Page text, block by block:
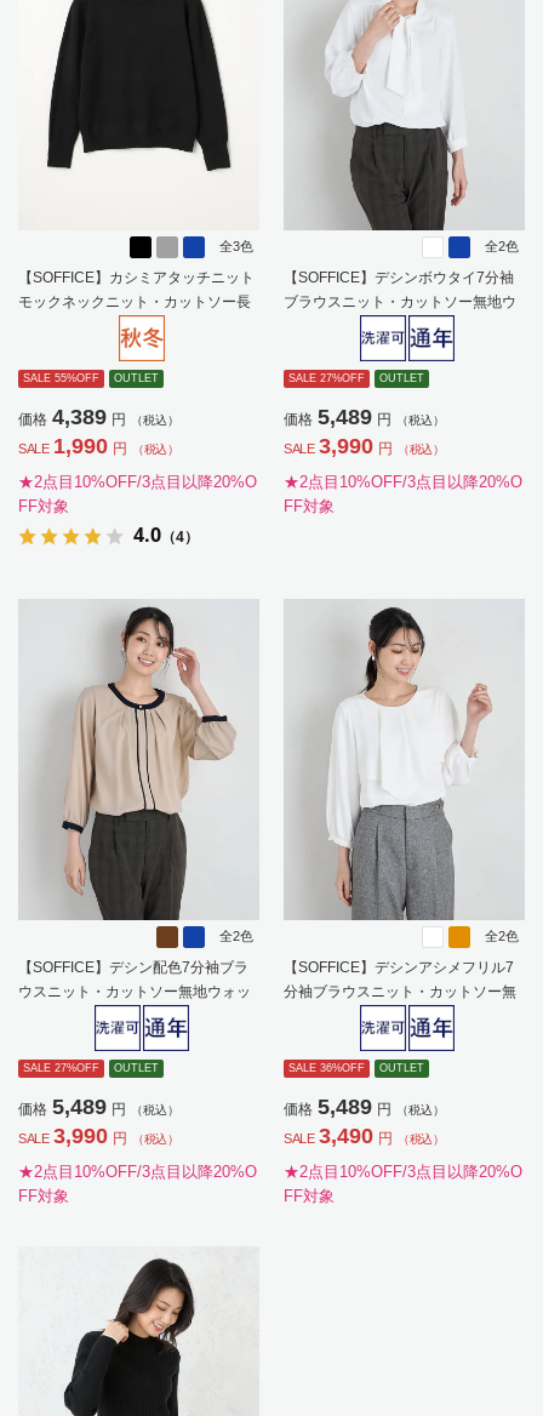
全3色
【SOFFICE】カシミアタッチニット
モックネックニット・カットソー長
袖ソフィーチェ秋冬【レディース】
SALE 55%OFF OUTLET
価格 4,389 円 （税込）
SALE 1,990 円 （税込）
★2点目10%OFF/3点目以降20%O
FF対象
4.0 （4）
全2色
【SOFFICE】デシンボウタイ7分袖
ブラウスニット・カットソー無地ウ
ォッシャブル通年【レディース】
SALE 27%OFF OUTLET
価格 5,489 円 （税込）
SALE 3,990 円 （税込）
★2点目10%OFF/3点目以降20%O
FF対象
全2色
【SOFFICE】デシン配色7分袖ブラ
ウスニット・カットソー無地ウォッ
シャブル通年【レディース】
SALE 27%OFF OUTLET
価格 5,489 円 （税込）
SALE 3,990 円 （税込）
★2点目10%OFF/3点目以降20%O
FF対象
全2色
【SOFFICE】デシンアシメフリル7
分袖ブラウスニット・カットソー無
地ウォッシャブル通年【レディー
SALE 36%OFF OUTLET
価格 5,489 円 （税込）
SALE 3,490 円 （税込）
★2点目10%OFF/3点目以降20%O
FF対象